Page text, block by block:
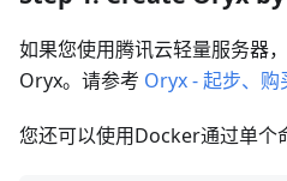
如果您使用腾讯云轻量服务器
Oryx。请参考 Oryx - 起步、购
您还可以使用Docker通过单个